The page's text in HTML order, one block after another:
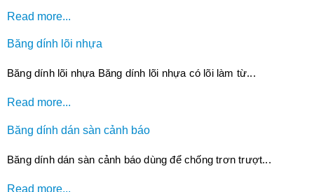
Read more...
Băng dính lõi nhựa
Băng dính lõi nhựa Băng dính lõi nhựa có lõi làm từ...
Read more...
Băng dính dán sàn cảnh báo
Băng dính dán sàn cảnh báo dùng để chống trơn trượt...
Read more...